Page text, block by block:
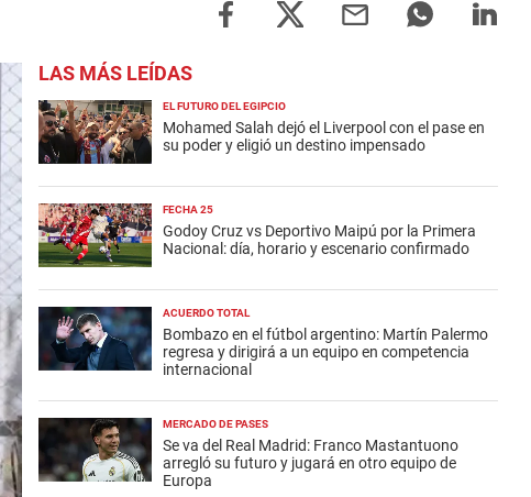
LAS MÁS LEÍDAS
EL FUTURO DEL EGIPCIO
Mohamed Salah dejó el Liverpool con el pase en
su poder y eligió un destino impensado
FECHA 25
Godoy Cruz vs Deportivo Maipú por la Primera
Nacional: día, horario y escenario confirmado
ACUERDO TOTAL
Bombazo en el fútbol argentino: Martín Palermo
regresa y dirigirá a un equipo en competencia
internacional
MERCADO DE PASES
Se va del Real Madrid: Franco Mastantuono
arregló su futuro y jugará en otro equipo de
Europa